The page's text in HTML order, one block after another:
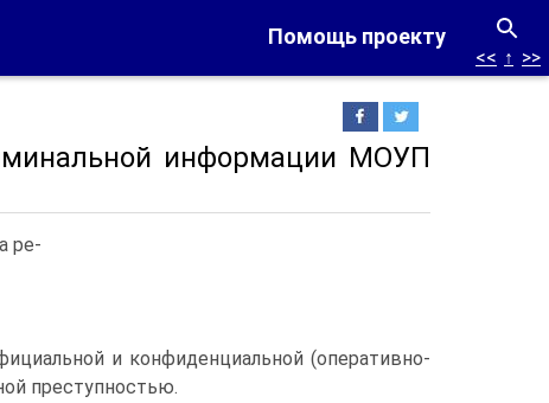
Помощь проекту
<< ↑ >>
информации МОУП
ре-
и конфиденциальной (оперативно-
преступностью.